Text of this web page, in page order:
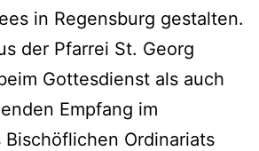
in Regensburg gestalten.
der Pfarrei St. Georg
Gottesdienst als auch
Empfang im
Bischöflichen Ordinariats